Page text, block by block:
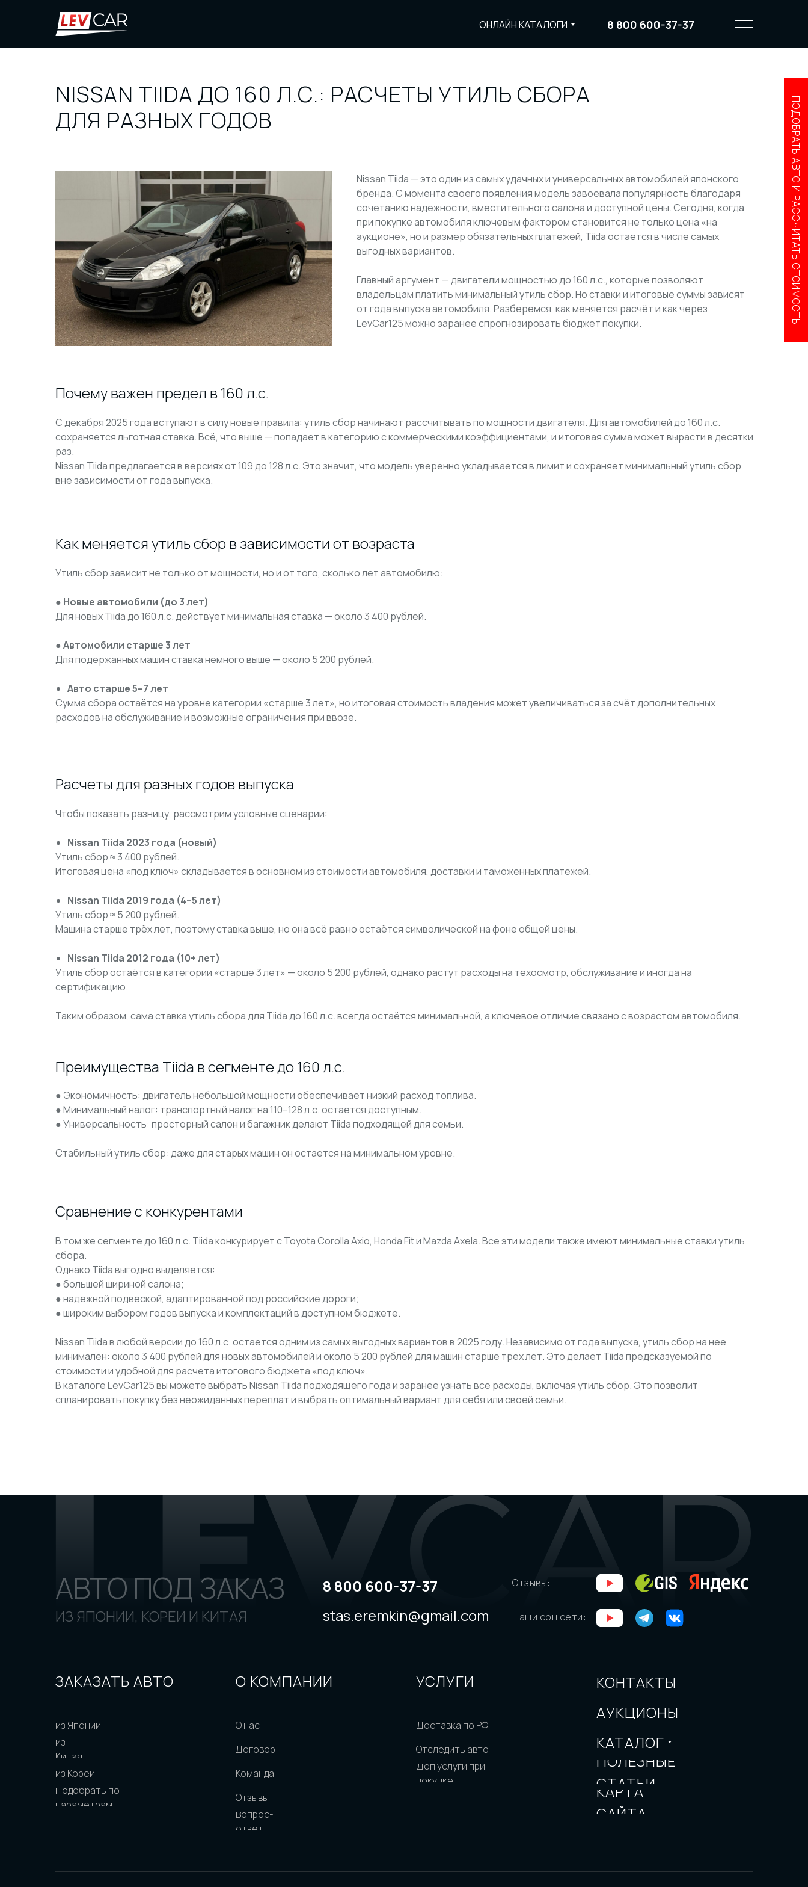
8 800 600-37-37
ОНЛАЙН КАТАЛОГИ
NISSAN TIIDA ДО 160 Л.С.: РАСЧЕТЫ УТИЛЬ СБОРА
ДЛЯ РАЗНЫХ ГОДОВ
Nissan Tiida — это один из самых удачных и универсальных автомобилей японского
бренда. С момента своего появления модель завоевала популярность благодаря
сочетанию надежности, вместительного салона и доступной цены. Сегодня, когда
при покупке автомобиля ключевым фактором становится не только цена «на
аукционе», но и размер обязательных платежей, Tiida остается в числе самых
выгодных вариантов.
Главный аргумент — двигатели мощностью до 160 л.с., которые позволяют
владельцам платить минимальный утиль сбор. Но ставки и итоговые суммы зависят
от года выпуска автомобиля. Разберемся, как меняется расчёт и как через
LevCar125 можно заранее спрогнозировать бюджет покупки.
Почему важен предел в 160 л.с.
С декабря 2025 года вступают в силу новые правила: утиль сбор начинают рассчитывать по мощности двигателя. Для автомобилей до 160 л.с.
сохраняется льготная ставка. Всё, что выше — попадает в категорию с коммерческими коэффициентами, и итоговая сумма может вырасти в десятки
раз.
Nissan Tiida предлагается в версиях от 109 до 128 л.с. Это значит, что модель уверенно укладывается в лимит и сохраняет минимальный утиль сбор
вне зависимости от года выпуска.
Как меняется утиль сбор в зависимости от возраста
Утиль сбор зависит не только от мощности, но и от того, сколько лет автомобилю:
● Новые автомобили (до 3 лет)
Для новых Tiida до 160 л.с. действует минимальная ставка — около 3 400 рублей.
● Автомобили старше 3 лет
Для подержанных машин ставка немного выше — около 5 200 рублей.
Авто старше 5–7 лет
Сумма сбора остаётся на уровне категории «старше 3 лет», но итоговая стоимость владения может увеличиваться за счёт дополнительных
расходов на обслуживание и возможные ограничения при ввозе.
Расчеты для разных годов выпуска
Чтобы показать разницу, рассмотрим условные сценарии:
Nissan Tiida 2023 года (новый)
Утиль сбор ≈ 3 400 рублей.
Итоговая цена «под ключ» складывается в основном из стоимости автомобиля, доставки и таможенных платежей.
Nissan Tiida 2019 года (4–5 лет)
Утиль сбор ≈ 5 200 рублей.
Машина старше трёх лет, поэтому ставка выше, но она всё равно остаётся символической на фоне общей цены.
Nissan Tiida 2012 года (10+ лет)
Утиль сбор остаётся в категории «старше 3 лет» — около 5 200 рублей, однако растут расходы на техосмотр, обслуживание и иногда на
сертификацию.
Таким образом, сама ставка утиль сбора для Tiida до 160 л.с. всегда остаётся минимальной, а ключевое отличие связано с возрастом автомобиля.
Преимущества Tiida в сегменте до 160 л.с.
● Экономичность: двигатель небольшой мощности обеспечивает низкий расход топлива.
● Минимальный налог: транспортный налог на 110–128 л.с. остается доступным.
● Универсальность: просторный салон и багажник делают Tiida подходящей для семьи.
Стабильный утиль сбор: даже для старых машин он остается на минимальном уровне.
Сравнение с конкурентами
В том же сегменте до 160 л.с. Tiida конкурирует с Toyota Corolla Axio, Honda Fit и Mazda Axela. Все эти модели также имеют минимальные ставки утиль
сбора.
Однако Tiida выгодно выделяется:
● большей шириной салона;
● надежной подвеской, адаптированной под российские дороги;
● широким выбором годов выпуска и комплектаций в доступном бюджете.
Nissan Tiida в любой версии до 160 л.с. остается одним из самых выгодных вариантов в 2025 году. Независимо от года выпуска, утиль сбор на нее
минимален: около 3 400 рублей для новых автомобилей и около 5 200 рублей для машин старше трех лет. Это делает Tiida предсказуемой по
стоимости и удобной для расчета итогового бюджета «под ключ».
В каталоге LevCar125 вы можете выбрать Nissan Tiida подходящего года и заранее узнать все расходы, включая утиль сбор. Это позволит
спланировать покупку без неожиданных переплат и выбрать оптимальный вариант для себя или своей семьи.
ПОДОБРАТЬ АВТО И РАССЧИТАТЬ СТОИМОСТЬ
Отзывы:
Наши соц сети:
stas.eremkin@gmail.com
8 800 600-37-37
АВТО ПОД ЗАКАЗ
ИЗ ЯПОНИИ, КОРЕИ И КИТАЯ
ЗАКАЗАТЬ АВТО
из Японии
из Кореи
Подобрать по
параметрам
из
Китая
Отзывы
Вопрос-
ответ
Команда
О нас
О КОМПАНИИ
Договор
УСЛУГИ
Доставка по РФ
Отследить авто
Доп услуги при
покупке
ПОЛЕЗНЫЕ
СТАТЬИ
КАРТА
САЙТА
АУКЦИОНЫ
КОНТАКТЫ
КАТАЛОГ